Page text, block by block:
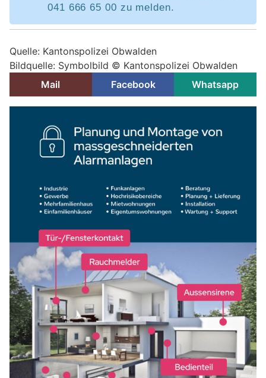
041 666 65 00 zu melden.
Quelle: Kantonspolizei Obwalden
Bildquelle: Symbolbild © Kantonspolizei Obwalden
Mail
Facebook Whatsapp